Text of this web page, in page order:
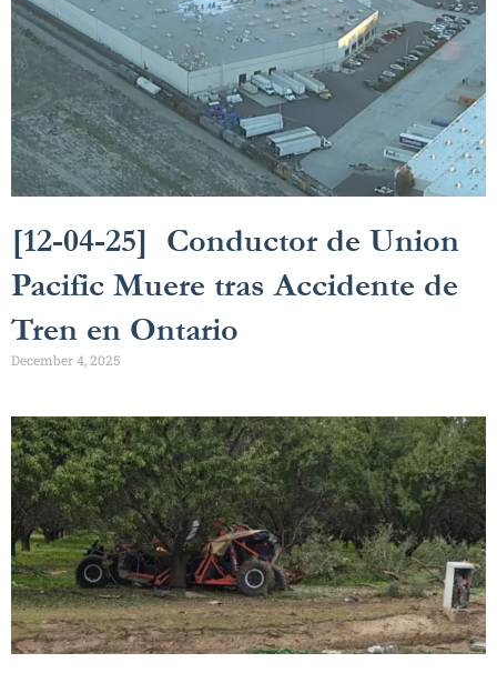
[12-04-25] Conductor de Union
Pacific Muere tras Accidente de
Tren en Ontario
December 4, 2025